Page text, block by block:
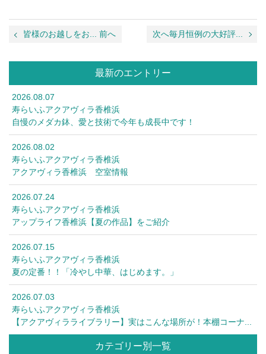
皆様のお越しをお... 前へ 次へ毎月恒例の大好評...
最新のエントリー
2026.08.07
寿らいふアクアヴィラ香椎浜
自慢のメダカ鉢、愛と技術で今年も成長中です！
2026.08.02
寿らいふアクアヴィラ香椎浜
アクアヴィラ香椎浜 空室情報
2026.07.24
寿らいふアクアヴィラ香椎浜
アップライフ香椎浜【夏の作品】をご紹介
2026.07.15
寿らいふアクアヴィラ香椎浜
夏の定番！！「冷やし中華、はじめます。」
2026.07.03
寿らいふアクアヴィラ香椎浜
【アクアヴィラライブラリー】実はこんな場所が！本棚コーナ...
カテゴリー別一覧